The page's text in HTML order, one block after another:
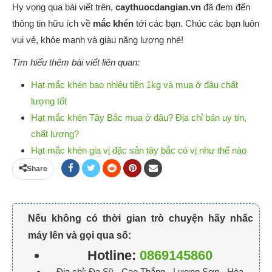
Hy vọng qua bài viết trên, caythuocdangian.vn đã đem đến
thông tin hữu ích về mắc khén tới các bạn. Chúc các bạn luôn
vui vẻ, khỏe mạnh và giàu năng lượng nhé!
Tìm hiểu thêm bài viết liên quan:
Hạt mắc khén bao nhiêu tiền 1kg và mua ở đâu chất
lượng tốt
Hạt mắc khén Tây Bắc mua ở đâu? Địa chỉ bán uy tín,
chất lượng?
Hạt mắc khén gia vị đặc sản tây bắc có vị như thế nào
Share
Nếu không có thời gian trò chuyện hãy nhấc
máy lên và gọi qua số:
Hotline: 0869145860